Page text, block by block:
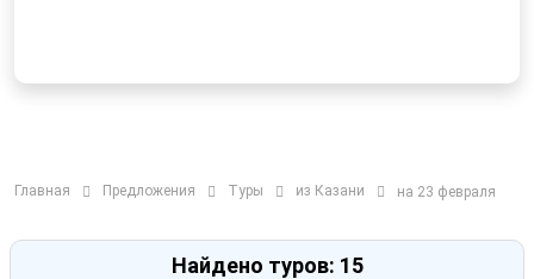
Главная Предложения Туры из Казани на 23 февраля
Найдено туров: 15